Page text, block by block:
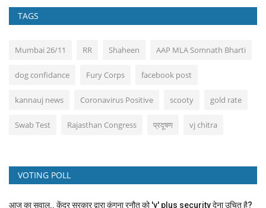
TAGS
Mumbai 26/11 RR Shaheen AAP MLA Somnath Bharti
dog confidance Fury Corps facebook post
kannauj news Coronavirus Positive scooty gold rate
Swab Test Rajasthan Congress प्रदूषण vj chitra
VOTING POLL
आज का सवाल.. केंद्र सरकार द्वारा कंगना रनौत को 'y' plus security देना उचित है?